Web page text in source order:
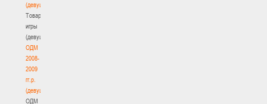
(девушки)
Товарищеские
игры
(девушки)
ОДМ
2008-
2009
гг.р.
(девушки)
ОДМ